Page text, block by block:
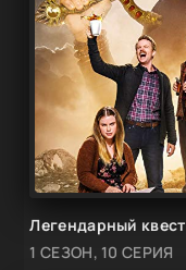
Легендарный квест
1 СЕЗОН, 10 СЕРИЯ